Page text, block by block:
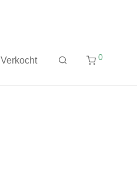
Verkocht 0